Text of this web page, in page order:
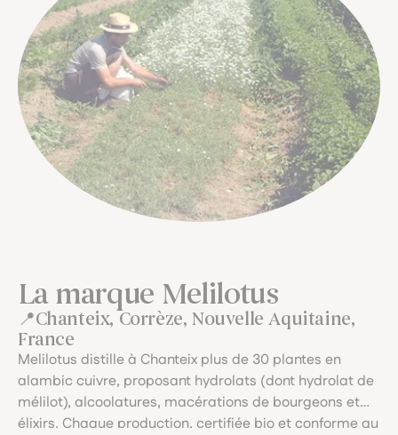
La marque Melilotus
Chanteix, Corrèze, Nouvelle Aquitaine,
France
Melilotus distille à Chanteix plus de 30 plantes en
alambic cuivre, proposant hydrolats (dont hydrolat de
mélilot), alcoolatures, macérations de bourgeons et
élixirs. Chaque production, certifiée bio et conforme au